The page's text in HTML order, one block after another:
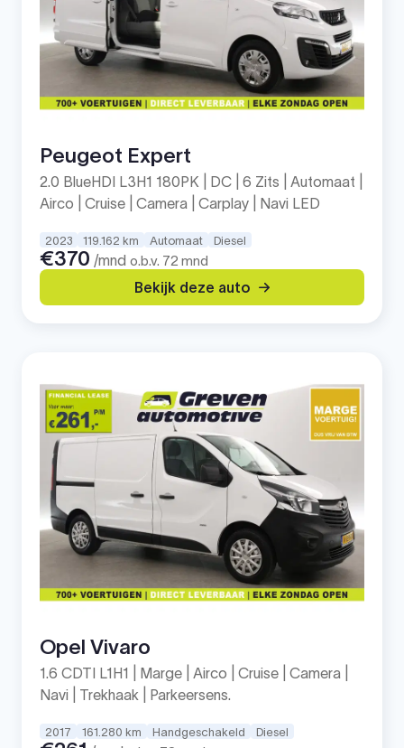
Peugeot Expert
2.0 BlueHDI L3H1 180PK | DC | 6 Zits | Automaat |
Airco | Cruise | Camera | Carplay | Navi LED
2023 119.162 km Automaat Diesel
€370 /mnd o.b.v. 72 mnd
Bekijk deze auto
Opel Vivaro
1.6 CDTI L1H1 | Marge | Airco | Cruise | Camera |
Navi | Trekhaak | Parkeersens.
2017 161.280 km Handgeschakeld Diesel